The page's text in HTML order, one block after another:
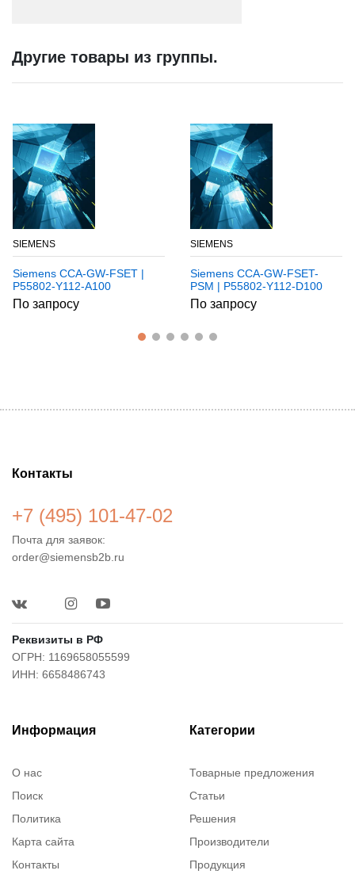
Другие товары из группы.
SIEMENS
Siemens CCA-GW-FSET |
P55802-Y112-A100
По запросу
SIEMENS
Siemens CCA-GW-FSET-
PSM | P55802-Y112-D100
По запросу
Контакты
+7 (495) 101-47-02
Почта для заявок:
order@siemensb2b.ru
Реквизиты в РФ
ОГРН: 1169658055599
ИНН: 6658486743
Информация
О нас
Поиск
Политика
Карта сайта
Контакты
Категории
Товарные предложения
Статьи
Решения
Производители
Продукция